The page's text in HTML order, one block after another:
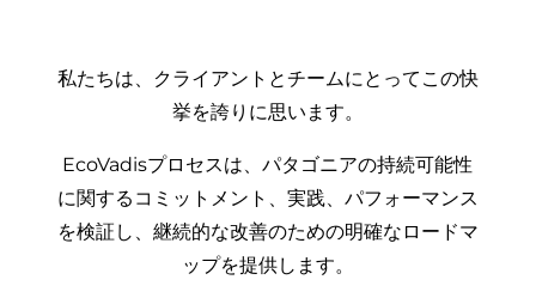
私たちは、クライアントとチームにとってこの快
挙を誇りに思います。
EcoVadisプロセスは、パタゴニアの持続可能性
に関するコミットメント、実践、パフォーマンス
を検証し、継続的な改善のための明確なロードマ
ップを提供します。